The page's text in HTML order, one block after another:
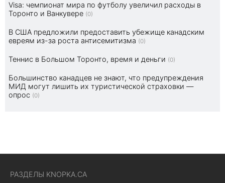
Visa: чемпионат мира по футболу увеличил расходы в
Торонто и Ванкувере (0)
В США предложили предоставить убежище канадским
евреям из-за роста антисемитизма (0)
Теннис в Большом Торонто, время и деньги (0)
Большинство канадцев не знают, что предупреждения
МИД могут лишить их туристической страховки —
опрос (0)
РАЗДЕЛЫ KNOPKA.CA